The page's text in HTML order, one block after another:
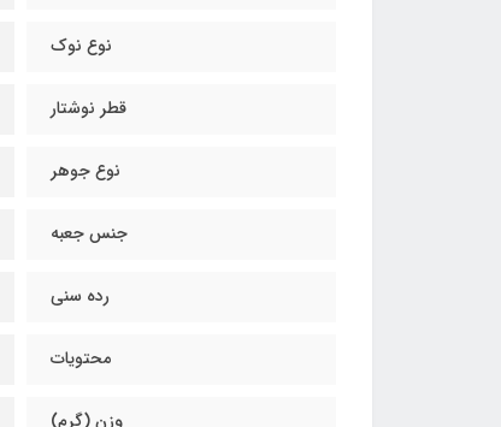
نوع نوک
قطر نوشتار
نوع جوهر
جنس جعبه
رده سنی
محتویات
وزن (گرم)